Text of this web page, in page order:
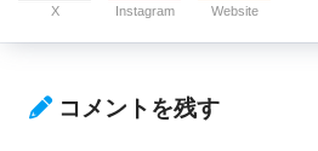
X Instagram Website
コメントを残す